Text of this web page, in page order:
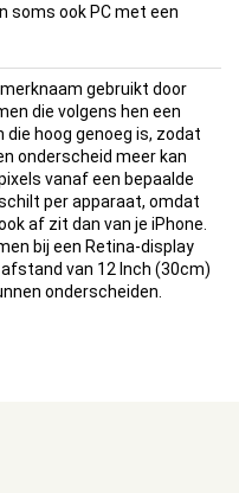
soms ook PC met een
gebruikt door
die volgens hen een
die hoog genoeg is, zodat
onderscheid meer kan
vanaf een bepaalde
per apparaat, omdat
af zit dan van je iPhone.
bij een Retina-display
van 12 Inch (30cm)
onderscheiden.